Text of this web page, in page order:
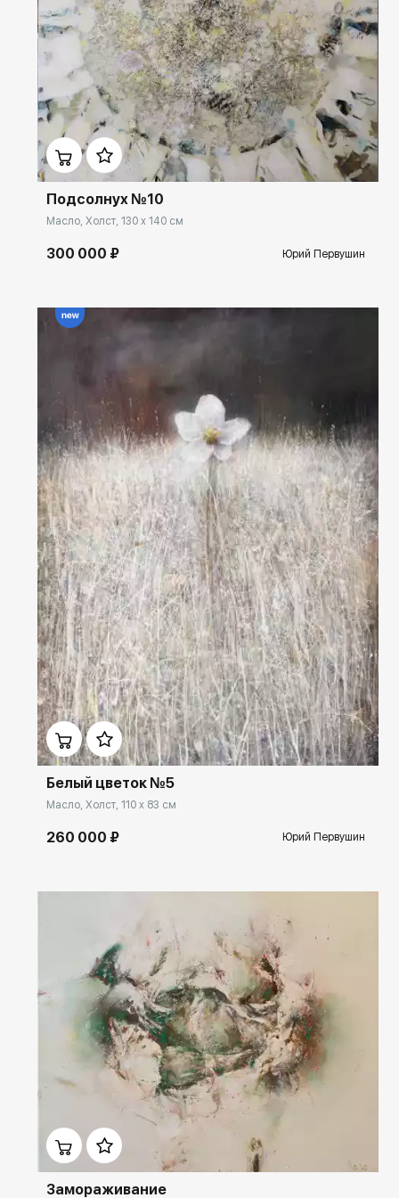
Домен: ekb.rakovgallery.ru
Подсолнух №10
Масло, Холст, 130 x 140 см
300 000 ₽ Юрий Первушин
Домен: ekb.rakovgallery.ru
Белый цветок №5
Масло, Холст, 110 x 83 см
260 000 ₽ Юрий Первушин
ekb.rakovgallery.ru
Замораживание